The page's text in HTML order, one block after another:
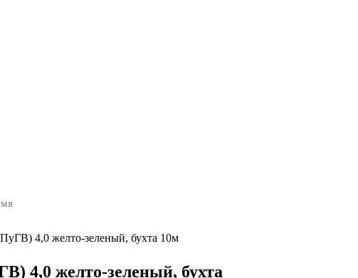
4,0 желто-зеленый, бухта 10м
4,0 желто-зеленый, бухта